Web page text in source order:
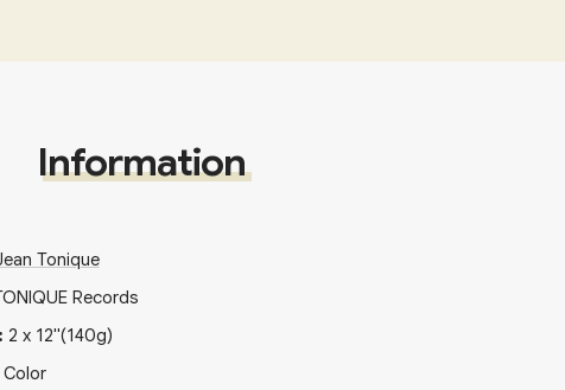
Information
Tonique
Records
: 2 x 12"(140g)
Color